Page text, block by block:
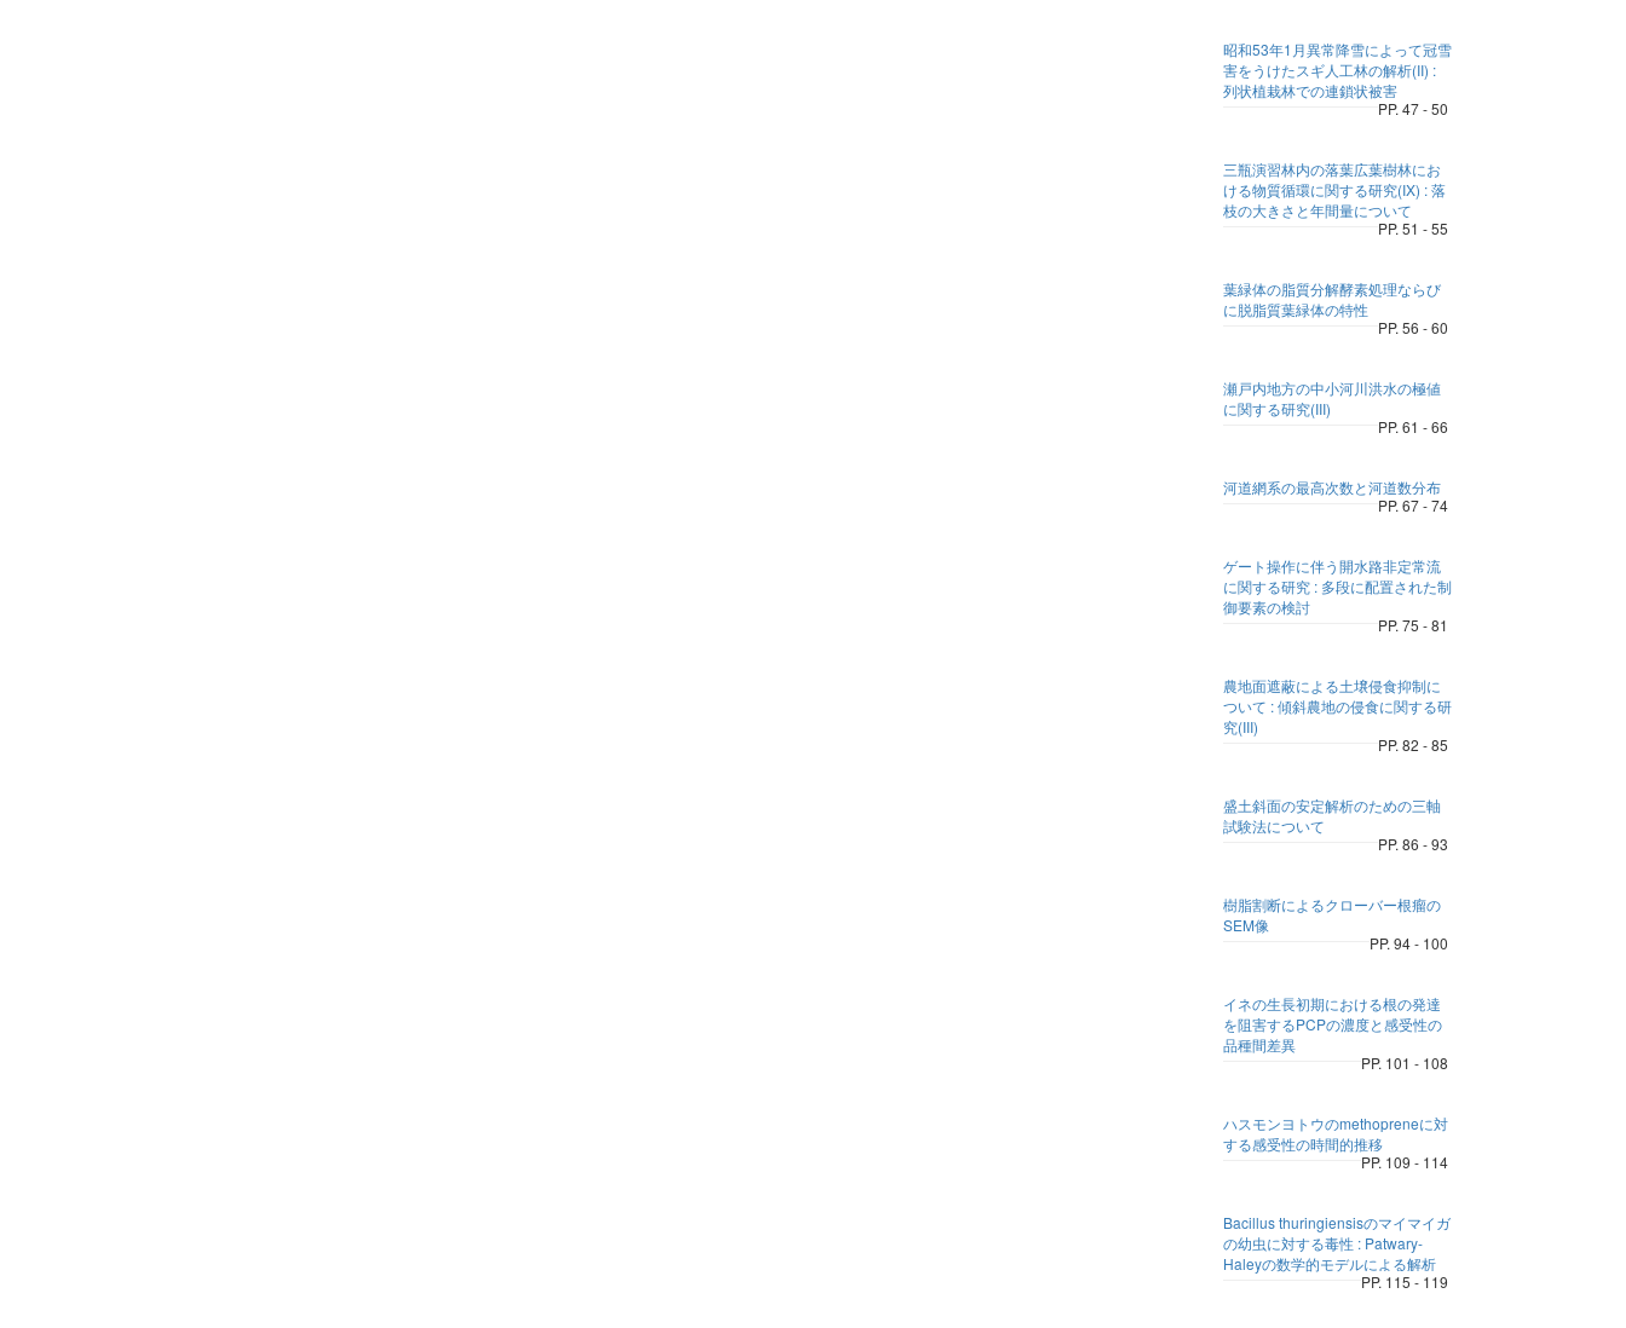
昭和53年1月異常降雪によって冠雪
害をうけたスギ人工林の解析(II) :
列状植栽林での連鎖状被害
PP. 47 - 50
三瓶演習林内の落葉広葉樹林にお
ける物質循環に関する研究(IX) : 落
枝の大きさと年間量について
PP. 51 - 55
葉緑体の脂質分解酵素処理ならび
に脱脂質葉緑体の特性
PP. 56 - 60
瀬戸内地方の中小河川洪水の極値
に関する研究(III)
PP. 61 - 66
河道網系の最高次数と河道数分布
PP. 67 - 74
ゲート操作に伴う開水路非定常流
に関する研究 : 多段に配置された制
御要素の検討
PP. 75 - 81
農地面遮蔽による土壌侵食抑制に
ついて : 傾斜農地の侵食に関する研
究(III)
PP. 82 - 85
盛土斜面の安定解析のための三軸
試験法について
PP. 86 - 93
樹脂割断によるクローバー根瘤の
SEM像
PP. 94 - 100
イネの生長初期における根の発達
を阻害するPCPの濃度と感受性の
品種間差異
PP. 101 - 108
ハスモンヨトウのmethopreneに対
する感受性の時間的推移
PP. 109 - 114
Bacillus thuringiensisのマイマイガ
の幼虫に対する毒性 : Patwary-
Haleyの数学的モデルによる解析
PP. 115 - 119